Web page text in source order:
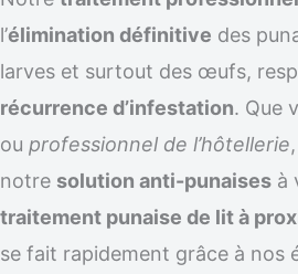
l’élimination définitive des
larves et surtout des œufs,
récurrence d’infestation. Que
ou professionnel de l’hôtellerie
notre solution anti-punaises à
traitement punaise de lit à
se fait rapidement grâce à nos